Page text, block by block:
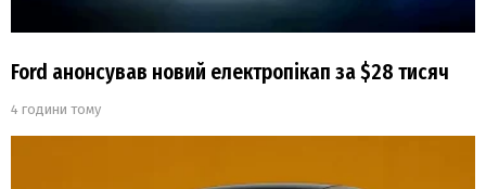
Ford анонсував новий електропікап за $28 тисяч
4 години тому